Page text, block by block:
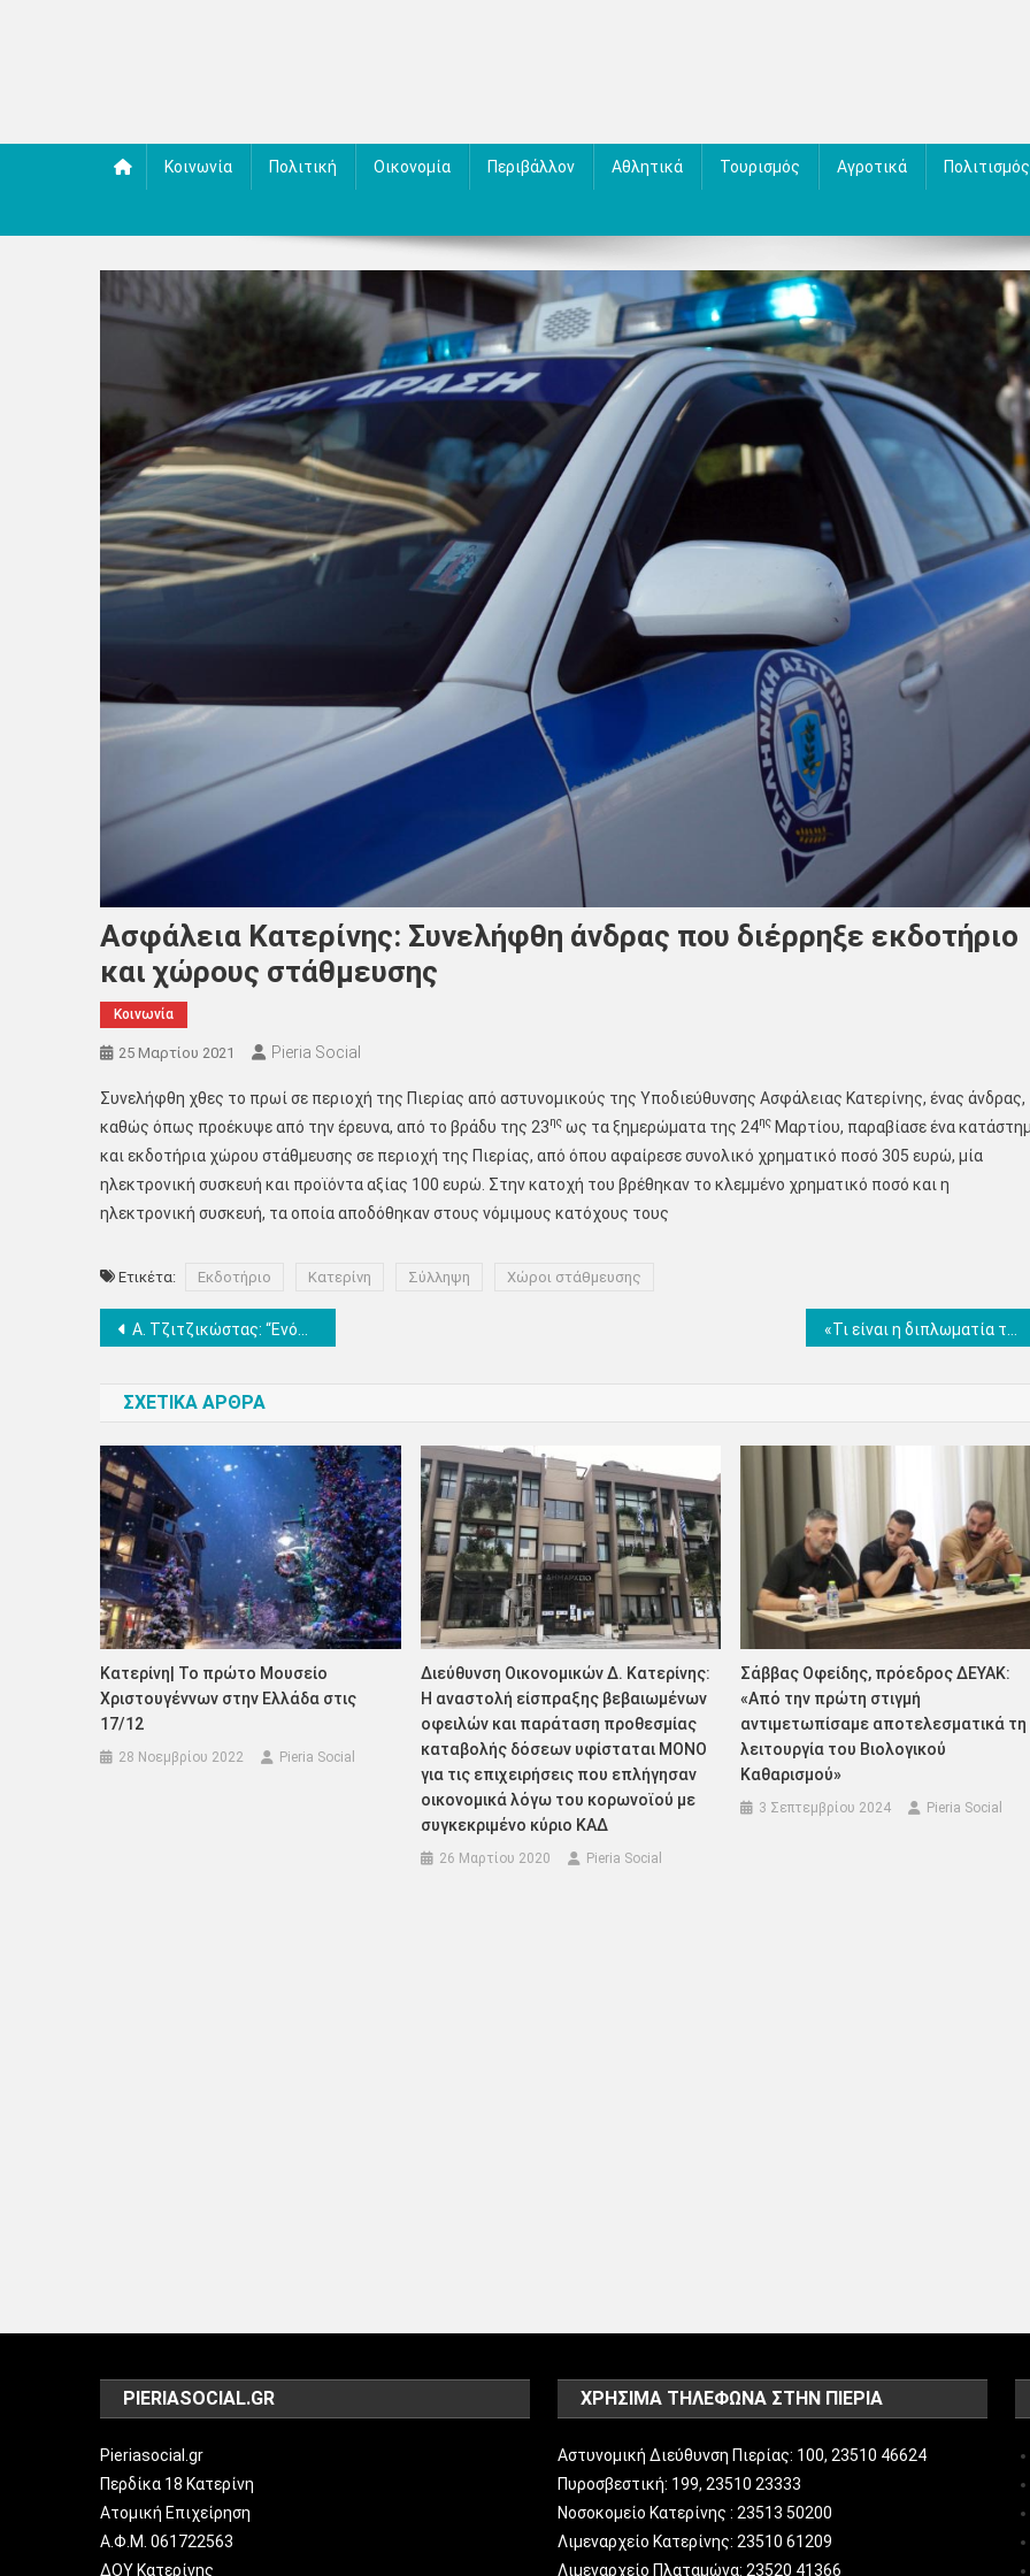
Κοινωνία Πολιτική Οικονομία Περιβάλλον Αθλητικά Τουρισμός Αγροτικά Πολιτισμός
Ασφάλεια Κατερίνης: Συνελήφθη άνδρας που διέρρηξε εκδοτήριο
και χώρους στάθμευσης
Κοινωνία
25 Μαρτίου 2021 Pieria Social
Συνελήφθη χθες το πρωί σε περιοχή της Πιερίας από αστυνομικούς της Υποδιεύθυνσης Ασφάλειας Κατερίνης, ένας άνδρας,
καθώς όπως προέκυψε από την έρευνα, από το βράδυ της 23ης ως τα ξημερώματα της 24ης Μαρτίου, παραβίασε ένα
και εκδοτήρια χώρου στάθμευσης σε περιοχή της Πιερίας, από όπου αφαίρεσε συνολικό χρηματικό ποσό 305 ευρώ, μία
ηλεκτρονική συσκευή και προϊόντα αξίας 100 ευρώ. Στην κατοχή του βρέθηκαν το κλεμμένο χρηματικό ποσό και η
ηλεκτρονική συσκευή, τα οποία αποδόθηκαν στους νόμιμους κατόχους τους
Ετικέτα: Εκδοτήριο Κατερίνη Σύλληψη Χώροι στάθμευσης
Πλοήγηση
Α. Τζιτζικώστας: “Ενότητα και αυτοπεποίθηση η μεγάλη κληρονομιά της Επανάστασης του 1821 και το όπλο μας για την ισχυρή Ελλάδα του αύριο”
ΣΧΕΤΙΚΑ ΑΡΘΡΑ
Κατερίνη| Το πρώτο Μουσείο
Χριστουγέννων στην Ελλάδα στις
17/12
28 Νοεμβρίου 2022 Pieria Social
Διεύθυνση Οικονομικών Δ. Κατερίνης:
Η αναστολή είσπραξης βεβαιωμένων
οφειλών και παράταση προθεσμίας
καταβολής δόσεων υφίσταται ΜΟΝΟ
για τις επιχειρήσεις που επλήγησαν
οικονομικά λόγω του κορωνοϊού με
συγκεκριμένο κύριο ΚΑΔ
26 Μαρτίου 2020 Pieria Social
Σάββας Οφείδης, πρόεδρος ΔΕΥΑΚ:
«Από την πρώτη στιγμή
αντιμετωπίσαμε αποτελεσματικά τη
λειτουργία του Βιολογικού
Καθαρισμού»
3 Σεπτεμβρίου 2024 Pieria Social
PIERIASOCIAL.GR
Pieriasocial.gr
Περδίκα 18 Κατερίνη
Ατομική Επιχείρηση
Α.Φ.Μ. 061722563
ΔΟΥ Κατερίνης
ΧΡΗΣΙΜΑ ΤΗΛΕΦΩΝΑ ΣΤΗΝ ΠΙΕΡΙΑ
Αστυνομική Διεύθυνση Πιερίας: 100, 23510 46624
Πυροσβεστική: 199, 23510 23333
Νοσοκομείο Κατερίνης : 23513 50200
Λιμεναρχείο Κατερίνης: 23510 61209
Λιμεναρχείο Πλαταμώνα: 23520 41366